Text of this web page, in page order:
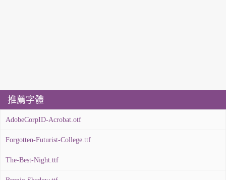
推薦字體
AdobeCorpID-Acrobat.otf
Forgotten-Futurist-College.ttf
The-Best-Night.ttf